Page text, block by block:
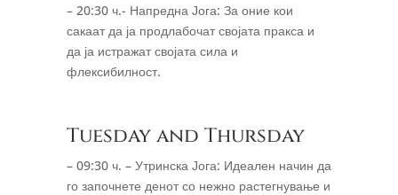
– 20:30 ч.- Напредна Јога: За оние кои
сакаат да ја продлабочат својата пракса и
да ја истражат својата сила и
флексибилност.
Tuesday and Thursday
– 09:30 ч. – Утринска Јога: Идеален начин да
го започнете денот со нежно растегнување и